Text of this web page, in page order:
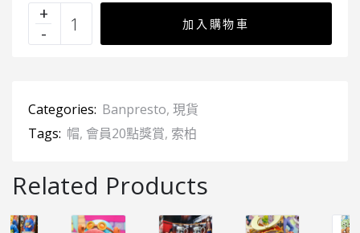
加入購物車
Categories: Banpresto, 現貨
Tags: 帽, 會員20點獎賞, 索柏
Related Products